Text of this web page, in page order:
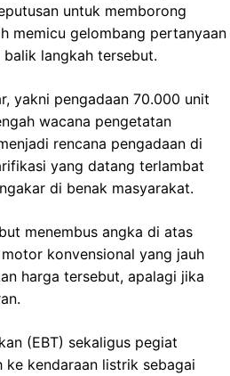
untuk memborong
memicu gelombang pertanyaan
langkah tersebut.
yakni pengadaan 70.000 unit
wacana pengetatan
rencana pengadaan di
yang datang terlambat
di benak masyarakat.
menembus angka di atas
konvensional yang jauh
harga tersebut, apalagi jika
(EBT) sekaligus pegiat
ke kendaraan listrik sebagai